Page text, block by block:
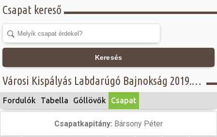
Gasztronómia
Sport
Szabadidő
Csapat kereső
Keresés
Városi Kispályás Labdarúgó Bajnokság 2019. - Öregfiúk osztály, Concordia Üzemanyagkutak Kft. - Grund FC
Fordulók Tabella Góllövők Csapat
Csapatkapitány: Bársony Péter